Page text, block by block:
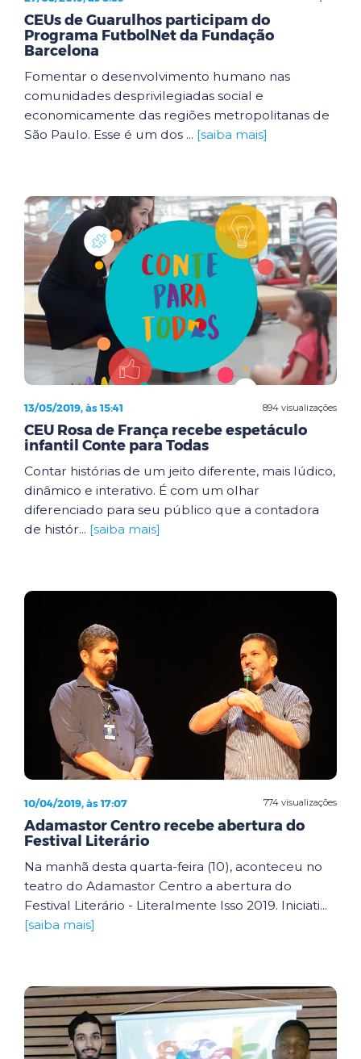
CEUs de Guarulhos participam do
Programa FutbolNet da Fundação
Barcelona
Fomentar o desenvolvimento humano nas
comunidades desprivilegiadas social e
economicamente das regiões metropolitanas de
São Paulo. Esse é um dos ... [saiba mais]
894 visualizações
13/05/2019, às 15:41
CEU Rosa de França recebe espetáculo
infantil Conte para Todas
Contar histórias de um jeito diferente, mais lúdico,
dinâmico e interativo. É com um olhar
diferenciado para seu público que a contadora
de histór... [saiba mais]
774 visualizações
10/04/2019, às 17:07
Adamastor Centro recebe abertura do
Festival Literário
Na manhã desta quarta-feira (10), aconteceu no
teatro do Adamastor Centro a abertura do
Festival Literário - Literalmente Isso 2019. Iniciati...
[saiba mais]